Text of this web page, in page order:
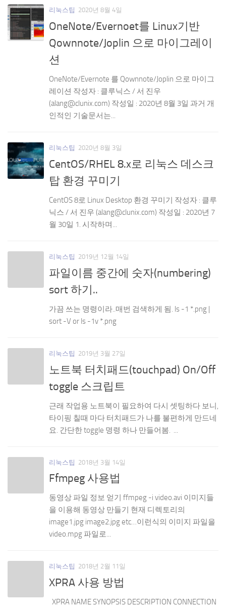
리눅스팁 2020년 8월 4일
OneNote/Evernoet를 Linux기반
Qownnote/Joplin 으로 마이그레이
션
OneNote/Evernote 를 Qownnote/Joplin 으로 마이그
레이션 작성자 : 클루닉스 / 서 진우
(alang@clunix.com) 작성일 : 2020년 8월 3일 과거 개
인적인 기술문서는...
리눅스팁 2020년 8월 3일
CentOS/RHEL 8.x로 리눅스 데스크
탑 환경 꾸미기
CentOS 8로 Linux Desktop 환경 꾸미기 작성자 : 클루
닉스 / 서 진우 (alang@clunix.com) 작성일 : 2020년 7
월 30일 1. 시작하며...
리눅스팁 2019년 12월 14일
파일이름 중간에 숫자(numbering)
sort 하기..
가끔 쓰는 명령이라..매번 검색하게 됨. ls -1 *.png |
sort -V or ls -1v *.png
리눅스팁 2019년 3월 27일
노트북 터치패드(touchpad) On/Off
toggle 스크립트
근래 작업용 노트북이 필요하여 다시 셋팅하다 보니,
타이핑 칠때 마다 터치패드가 나를 불편하게 만드네
요. 간단한 toggle 명령 하나 만들어봄. ...
리눅스팁 2018년 3월 14일
Ffmpeg 사용법
동영상 파일 정보 얻기 ffmpeg -i video.avi 이미지들
을 이용해 동영상 만들기 현재 디렉토리의
image1.jpg image2.jpg etc…이런식의 이미지 파일을
video.mpg 파일로...
리눅스팁 2018년 2월 11일
XPRA 사용 방법
XPRA NAME SYNOPSIS DESCRIPTION CONNECTION